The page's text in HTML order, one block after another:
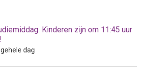
Kinderen zijn om 11:45 uur
dag